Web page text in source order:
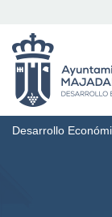
Desarrollo